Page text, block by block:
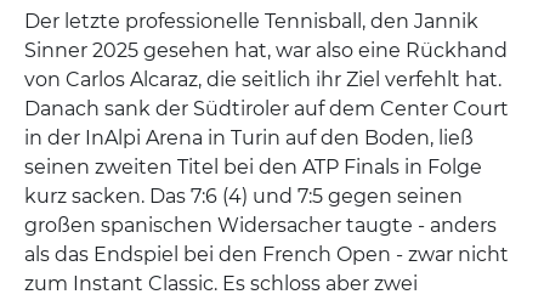
Der letzte professionelle Tennisball, den Jannik
Sinner 2025 gesehen hat, war also eine Rückhand
von Carlos Alcaraz, die seitlich ihr Ziel verfehlt hat.
Danach sank der Südtiroler auf dem Center Court
in der InAlpi Arena in Turin auf den Boden, ließ
seinen zweiten Titel bei den ATP Finals in Folge
kurz sacken. Das 7:6 (4) und 7:5 gegen seinen
großen spanischen Widersacher taugte - anders
als das Endspiel bei den French Open - zwar nicht
zum Instant Classic. Es schloss aber zwei